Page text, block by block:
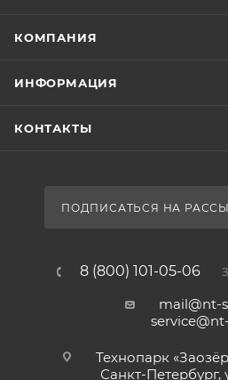
КОМПАНИЯ
ИНФОРМАЦИЯ
КОНТАКТЫ
ПОДПИСАТЬСЯ НА
8 (800) 101-05-06
mail@nt-
Технопарк
Санкт-Петербург,